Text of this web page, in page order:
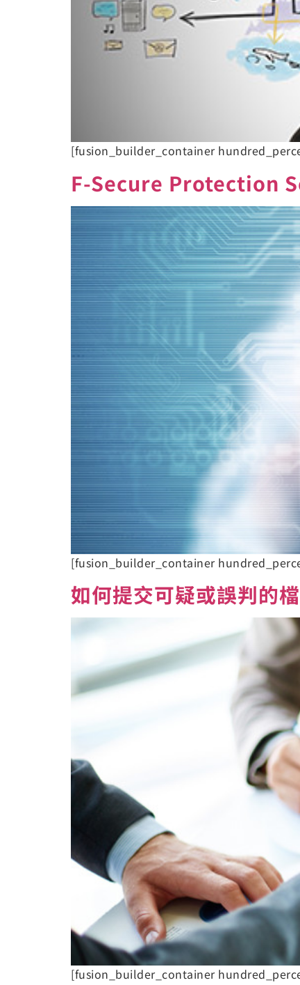
[fusion_builder_container
F-Secure Protection
[fusion_builder_container
如何提交可疑或誤判的
[fusion_builder_container